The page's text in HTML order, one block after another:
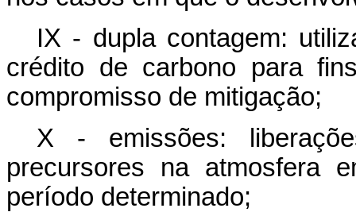
IX - dupla contagem:
crédito de carbono para
compromisso de mitigação;
X - emissões:
precursores na atmosfera
período determinado;